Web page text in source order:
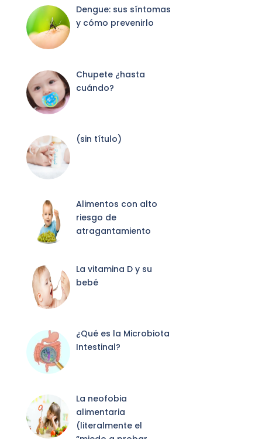
Dengue: sus síntomas
y cómo prevenirlo
Chupete ¿hasta
cuándo?
(sin título)
Alimentos con alto
riesgo de
atragantamiento
La vitamina D y su
bebé
¿Qué es la Microbiota
Intestinal?
La neofobia
alimentaria
(literalmente el